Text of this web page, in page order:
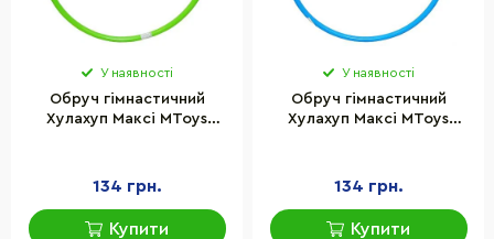
У наявності
Обруч гімнастичний
Хулахуп Максі MToys
134 грн.
Купити
У наявності
Обруч гімнастичний
Хулахуп Максі MToys
134 грн.
Купити